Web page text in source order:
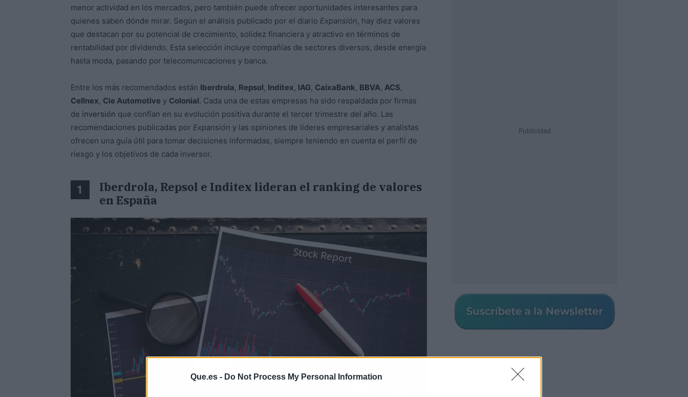
Que.es - Do Not Process My Personal Information
menor actividad en los mercados, pero también puede ofrecer oportunidades interesantes para
quienes saben dónde mirar. Según el análisis publicado por el diario Expansión, hay diez valores
que destacan por su potencial de crecimiento, solidez financiera y atractivo en términos de
rentabilidad por dividendo. Esta selección incluye compañías de sectores diversos, desde energía
hasta moda, pasando por telecomunicaciones y banca.
Entre los más recomendados están Iberdrola, Repsol, Inditex, IAG, CaixaBank, BBVA, ACS,
Cellnex, Cie Automotive y Colonial. Cada una de estas empresas ha sido respaldada por firmas
de inversión que confían en su evolución positiva durante el tercer trimestre del año. Las
recomendaciones publicadas por Expansión y las opiniones de líderes empresariales y analistas
ofrecen una guía útil para tomar decisiones informadas, siempre teniendo en cuenta el perfil de
riesgo y los objetivos de cada inversor.
1
Iberdrola, Repsol e Inditex lideran el ranking de valores
en España
Publicidad
Los más vistos